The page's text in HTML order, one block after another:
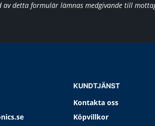
av detta formulär lämnas medgivande till
KUNDTJÄNST
Kontakta oss
Köpvillkor